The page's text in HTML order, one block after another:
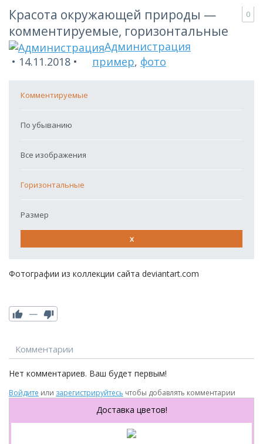
0
Красота окружающей природы —
комментируемые, горизонтальные
Администрация
14.11.2018
пример, фото
Комментируемые
По убыванию
Все изображения
Горизонтальные
Размер
x
Фотографии из коллекции сайта deviantart.com
—
Комментарии
Нет комментариев. Ваш будет первым!
Войдите или зарегистрируйтесь чтобы добавлять комментарии
Доставка цветов!